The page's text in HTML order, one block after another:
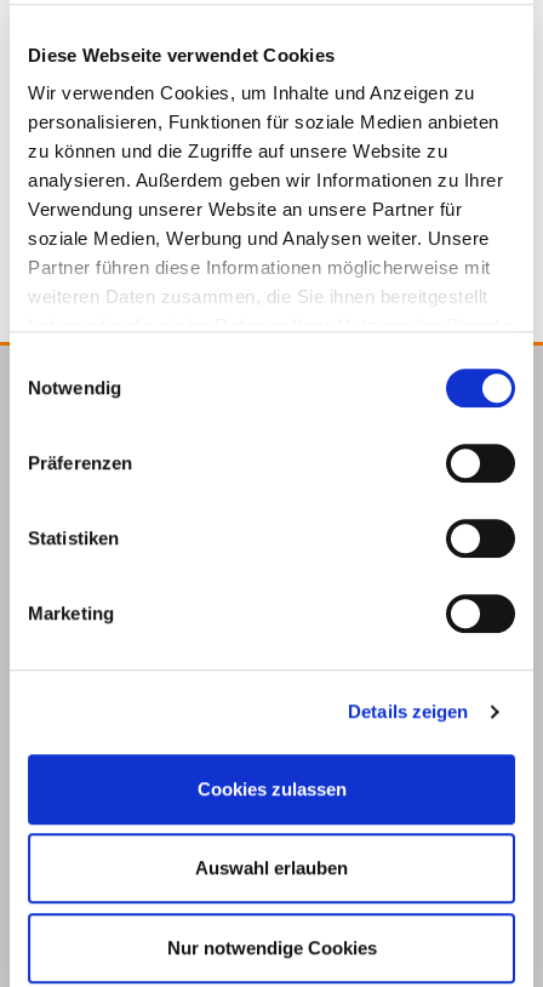
Diese Webseite verwendet Cookies
Wir verwenden Cookies, um Inhalte und Anzeigen zu
personalisieren, Funktionen für soziale Medien anbieten
zu können und die Zugriffe auf unsere Website zu
analysieren. Außerdem geben wir Informationen zu Ihrer
Verwendung unserer Website an unsere Partner für
soziale Medien, Werbung und Analysen weiter. Unsere
Partner führen diese Informationen möglicherweise mit
weiteren Daten zusammen, die Sie ihnen bereitgestellt
Notwendig
Präferenzen
Statistiken
Marketing
Details zeigen
Cookies zulassen
Auswahl erlauben
Nur notwendige Cookies
944914 19,0 x 3,0 x 10.000 mm 6.5 mm
5 Pieces 4064827084625
E.u.r.o.Tec GmbH
dem
Hagen
info@eurotec.team
Deck construction and
Wood construction screws
Deck software
Façade planner